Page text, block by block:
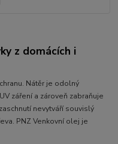
z domácích i
Nátěr je odolný
záření a zároveň zabraňuje
nevytváří souvislý
PNZ Venkovní olej je